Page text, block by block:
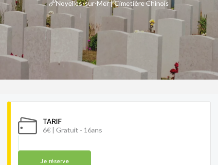
Noyelles-sur-Mer | Cimetière Chinois
TARIF
6€ | Gratuit - 16ans
Je réserve